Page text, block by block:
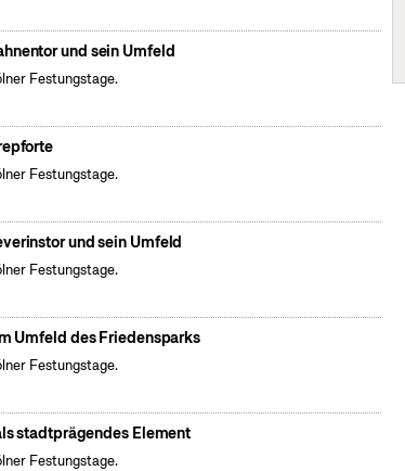
und sein Umfeld
Festungstage.
Festungstage.
und sein Umfeld
Festungstage.
Umfeld des Friedensparks
Festungstage.
stadtprägendes Element
Festungstage.